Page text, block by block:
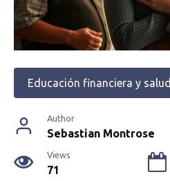
Educación financiera y salud
Author
Sebastian Montrose
Views
71